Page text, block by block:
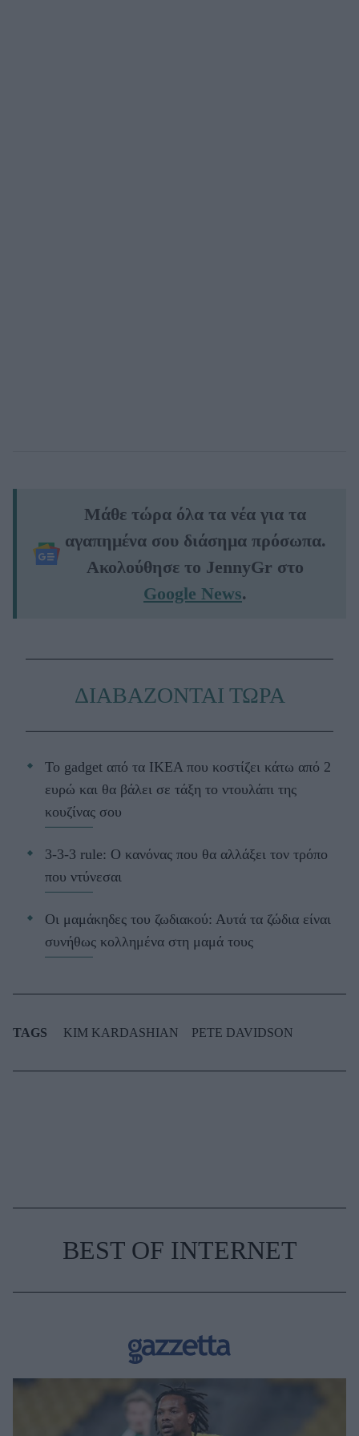
Μάθε τώρα όλα τα νέα για τα
αγαπημένα σου διάσημα πρόσωπα.
Ακολούθησε το JennyGr στο
Google News.
ΔΙΑΒΑΖΟΝΤΑΙ ΤΩΡΑ
Το gadget από τα IKEA που κοστίζει κάτω από 2
ευρώ και θα βάλει σε τάξη το ντουλάπι της
κουζίνας σου
3-3-3 rule: Ο κανόνας που θα αλλάξει τον τρόπο
που ντύνεσαι
Οι μαμάκηδες του ζωδιακού: Αυτά τα ζώδια είναι
συνήθως κολλημένα στη μαμά τους
TAGS KIM KARDASHIAN PETE DAVIDSON
BEST OF INTERNET